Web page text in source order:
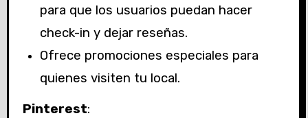
para que los usuarios puedan hacer
check-in y dejar reseñas.
Ofrece promociones especiales para
quienes visiten tu local.
Pinterest: